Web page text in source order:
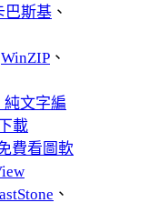
巴斯基 、
WinZIP 、
純文字編
載
費看圖軟
、